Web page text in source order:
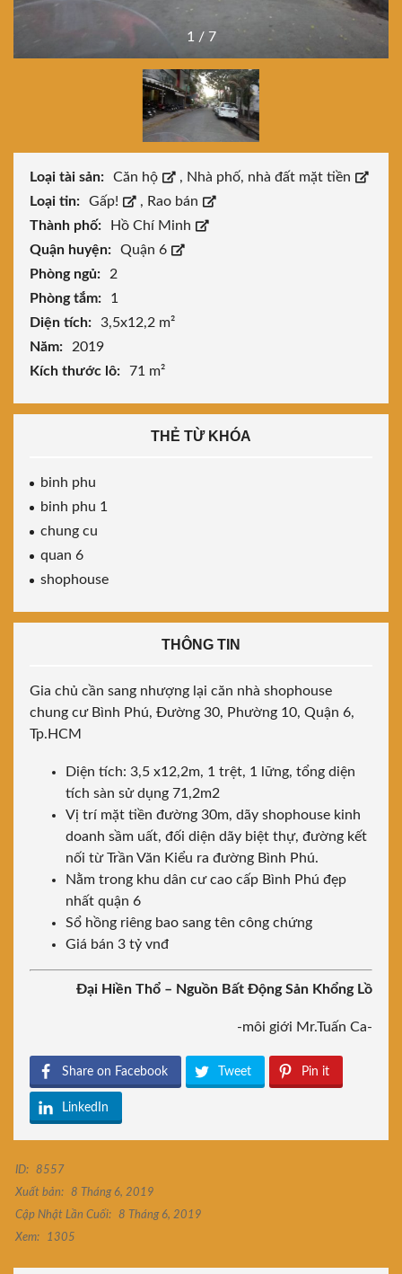
1 / 7
Loại tài sản: Căn hộ , Nhà phố, nhà đất mặt tiền
Loại tin:
Gấp! , Rao bán
Thành phố:
Hồ Chí Minh
Quận huyện:
Quận 6
Phòng ngủ:
2
Phòng tắm:
1
Diện tích:
3,5x12,2 m²
Năm:
2019
Kích thước lô:
71 m²
THẺ TỪ KHÓA
binh phu
binh phu 1
chung cu
quan 6
shophouse
THÔNG TIN
Gia chủ cần sang nhượng lại căn nhà shophouse
chung cư Bình Phú, Đường 30, Phường 10, Quận 6,
Tp.HCM
Diện tích: 3,5 x12,2m, 1 trệt, 1 lững, tổng diện
tích sàn sử dụng 71,2m2
Vị trí mặt tiền đường 30m, dãy shophouse kinh
doanh sầm uất, đối diện dãy biệt thự, đường kết
nối từ Trần Văn Kiểu ra đường Bình Phú.
Nằm trong khu dân cư cao cấp Bình Phú đẹp
nhất quận 6
Sổ hồng riêng bao sang tên công chứng
Giá bán 3 tỷ vnđ
Đại Hiền Thổ – Nguồn Bất Động Sản Khổng Lồ
-môi giới Mr.Tuấn Ca-
Share on Facebook Tweet Pin it
LinkedIn
ID:
8557
Xuất bản:
8 Tháng 6, 2019
Cập Nhật Lần Cuối:
8 Tháng 6, 2019
Xem:
1305